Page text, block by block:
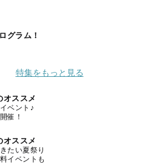
グラム！
特集をもっと見る
オススメ
ベント♪
催！
オススメ
たい夏祭り
イベントも